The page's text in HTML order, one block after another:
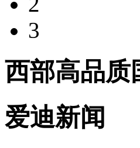
3
西部高品质
爱迪新闻